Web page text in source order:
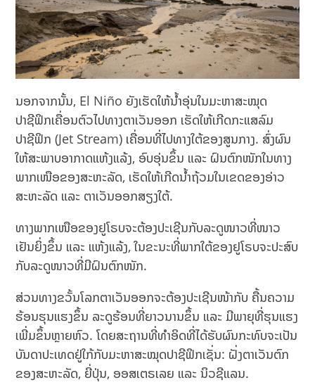
ນອກຈາກນັ້ນ, El Niño ຍັງເຮັດໃຫ້ນໍ້າອຸ່ນໃນມະຫາສະໝຸດ
ປາຊີຟິກເຄື່ອນຕົວໄປທາງຕາເວັນອອກ ເຮັດໃຫ້ເກີດກະແສລົມ
ປາຊີຟິກ (Jet Stream) ເຄື່ອນທີ່ໄປທາງໃຕ້ຂອງສູນກາງ. ສົ່ງຜົນ
ໃຫ້ສະພາບອາກາດແຫ້ງແລ້ງ, ອົບອຸ່ນຂຶ້ນ ແລະ ຝົນຕົກໜັກໃນທາງ
ພາກເໜືອຂອງສະຫະລັດ, ເຮັດໃຫ້ເກີດນ້ຳຖ້ວມໃນເຂດຂອງອ່າວ
ສະຫະລັດ ແລະ ຕາເວັນອອກສຽງໃຕ້.
ທາງພາກເໜືອຂອງຢູໂຣບຈະຕ້ອງປະເຊີນກັບລະດູໜາວທີ່ໜາວ
ເຢັນຍິ່ງຂຶ້ນ ແລະ ແຫ້ງແລ້ງ, ໃນຂະນະທີ່ພາກໃຕ້ຂອງຢູໂຣບຈະປະສົບ
ກັບລະດູໜາວທີ່ມີຝົນຕົກໜັກ.
ສ່ວນທາງຂວັ້ນໂລກຕາເວັນອອກຈະຕ້ອງປະເຊີນໜ້າກັບ ຄື້ນ​ຄວາມ​
ຮ້ອນ​ຮຸນແຮງ​ຂຶ້ນ​ ລະດູຮ້ອນທີ່ຍາວນານຂຶ້ນ ແລະ ​ມີ​ພາຍຸ​ທີ່​ຮຸນແຮງ
ເພີ່ມຂຶ້ນຫຼາຍຫົວ​. ໂດຍສະຖານທີ່ທໍາອິດທີ່ໄດ້ຮັບຜົນກະທົບຈະເປັນ
ບັນດາປະເທດຢູ່ໃກ້ກັບມະຫາສະໝຸດປາຊີຟິກເຊັ່ນ: ຝັ່ງຕາເວັນຕົກ
ຂອງສະຫະລັດ, ຍີ່ປຸ່ນ, ອອສເຕຣເລຍ ແລະ ນິວຊີແລນ.